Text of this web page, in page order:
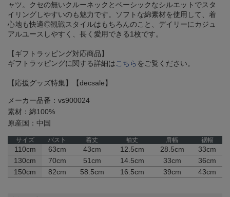
ャツ。クセの無いクルーネックとベーシックなシルエットでスタ
イリングしやすいのも魅力です。ソフトな綿素材を使用して、着
心地も快適◎観戦スタイルはもちろんのこと、デイリーにカジュ
アルユースしやすく、長く愛用できる1枚です。
【ギフトラッピング対応商品】
ギフトラッピングに関する詳細は こちら をご覧ください。
【応援グッズ特集】【decsale】
メーカー品番：vs900024
素材：綿100%
原産国：中国
サイズ バスト 着丈 袖丈 肩幅 裾幅
110cm 63cm 43cm 12.5cm 28.5cm
33cm
130cm
70cm 51cm 14.5cm 33cm
36cm
150cm
82cm 58.5cm 16.5cm 39cm 43cm